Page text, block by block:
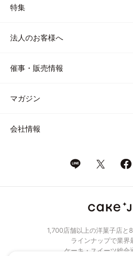
特集
法人のお客様へ
催事・販売情報
マガジン
会社情報
1,700店舗以上の洋菓子店と
ラインナップで業界
ケーキ・スイーツ総合